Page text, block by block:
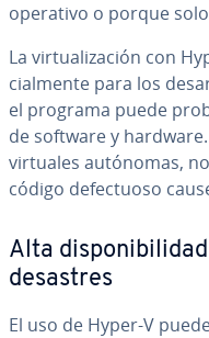
operativo o porque
La vi­r­tua­li­za­ción con
cia­l­me­n­te para los
el programa puede
de software y
virtuales autónomas,
código de­fe­c­tuo­so
Alta
desastres
El uso de Hyper-V